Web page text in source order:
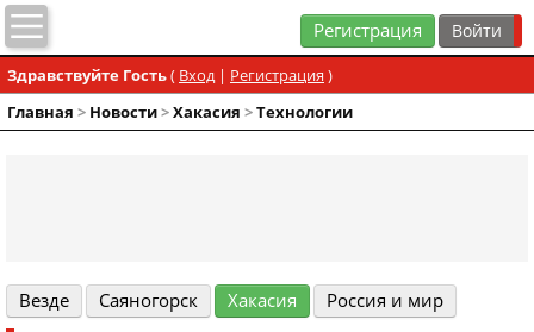
Регистрация
Здравствуйте Гость( Вход| Регистрация )
Главная > Новости>Хакасия >Технологии
Везде Cаяногорск Хакасия Россия и мир